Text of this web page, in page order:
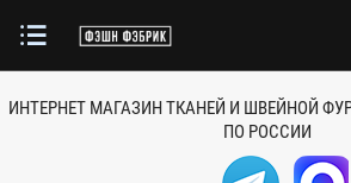
ИНТЕРНЕТ МАГАЗИН ТКАНЕЙ И ШВЕЙНОЙ
ПО РОССИИ